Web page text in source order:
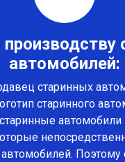
производству
автомобилей:
старинных
старинного
автомобили